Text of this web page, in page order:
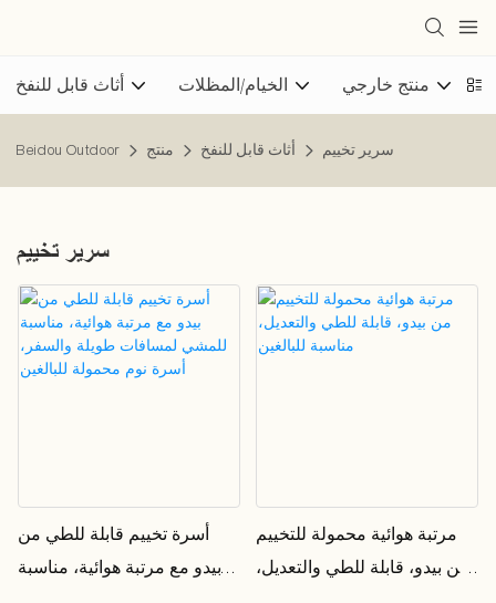
أثاث قابل للنفخ الخيام/المظلات منتج خارجي
Beidou Outdoor منتج أثاث قابل للنفخ سرير تخييم
سرير تخييم
أسرة تخييم قابلة للطي من
بيدو مع مرتبة هوائية، مناسبة
مرتبة هوائية محمولة للتخييم
من بيدو، قابلة للطي والتعديل،